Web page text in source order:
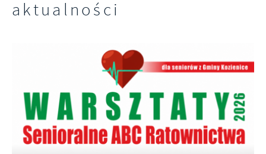
aktualności